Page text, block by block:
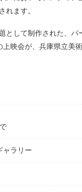
れます。
として制作された、
映会が、兵庫県立美
ャラリー